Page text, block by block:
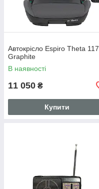
Автокрісло Espiro Theta 117
Graphite
В наявності
11 050 ₴
Купити